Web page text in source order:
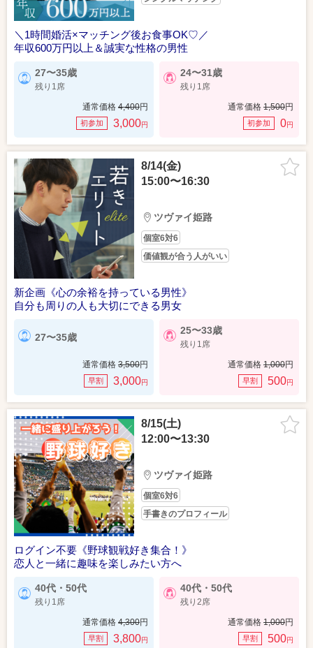
＼1時間婚活×マッチング後お食事OK♡／
年収600万円以上＆誠実な性格の男性
27〜35歳
残り1席
通常価格 4,400円
初参加 3,000円
24〜31歳
残り1席
通常価格 1,500円
初参加 0円
8/14(金)
15:00〜16:30
ツヴァイ姫路
個室6対6
価値観が合う人がいい
新企画《心の余裕を持っている男性》
自分も周りの人も大切にできる男女
27〜35歳
通常価格 3,500円
早割 3,000円
25〜33歳
残り1席
通常価格 1,000円
早割 500円
8/15(土)
12:00〜13:30
ツヴァイ姫路
個室6対6
手書きのプロフィール
ログイン不要《野球観戦好き集合！》
恋人と一緒に趣味を楽しみたい方へ
40代・50代
残り1席
通常価格 4,300円
早割 3,800円
40代・50代
残り2席
通常価格 1,000円
早割 500円